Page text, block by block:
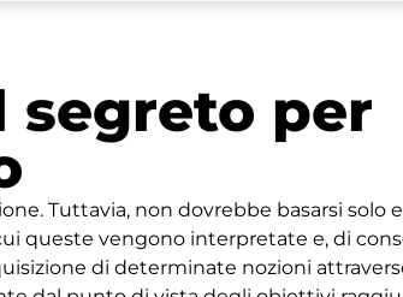
segreto per
Tuttavia, non dovrebbe basarsi solo
queste vengono interpretate e, di
di determinate nozioni